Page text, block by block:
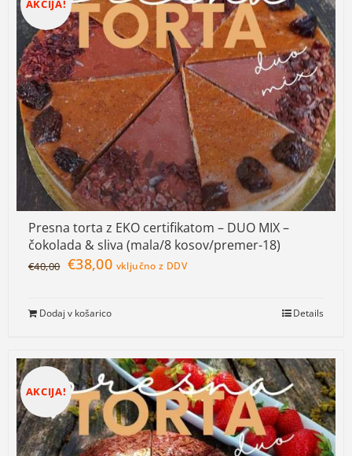
AKCIJA!
Presna torta z EKO certifikatom – DUO MIX –
čokolada & sliva (mala/8 kosov/premer-18)
€40,00 €38,00 vključno z DDV
Dodaj v košarico Details
AKCIJA!